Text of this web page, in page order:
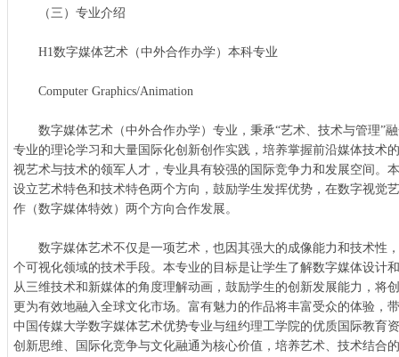
（三）专业介绍
H1数字媒体艺术（中外合作办学）本科专业
Computer Graphics/Animation
数字媒体艺术（中外合作办学）专业，秉承“艺术、技术与管理”
专业的理论学习和大量国际化创新创作实践，培养掌握前沿媒体技术
视艺术与技术的领军人才，专业具有较强的国际竞争力和发展空间。
设立艺术特色和技术特色两个方向，鼓励学生发挥优势，在数字视觉
作（数字媒体特效）两个方向合作发展。
数字媒体艺术不仅是一项艺术，也因其强大的成像能力和技术性
个可视化领域的技术手段。本专业的目标是让学生了解数字媒体设计
从三维技术和新媒体的角度理解动画，鼓励学生的创新发展能力，将
更为有效地融入全球文化市场。富有魅力的作品将丰富受众的体验，
中国传媒大学数字媒体艺术优势专业与纽约理工学院的优质国际教育
创新思维、国际化竞争与文化融通为核心价值，培养艺术、技术结合